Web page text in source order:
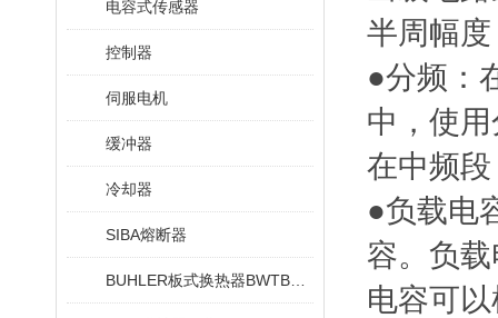
电容式传感器
控制器
伺服电机
缓冲器
冷却器
SIBA熔断器
半周幅度
●分频：
中，使
在中频
●负载电
容。负
电容可